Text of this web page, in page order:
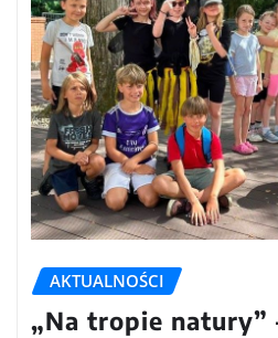
AKTUALNOŚCI
„Na tropie natury”